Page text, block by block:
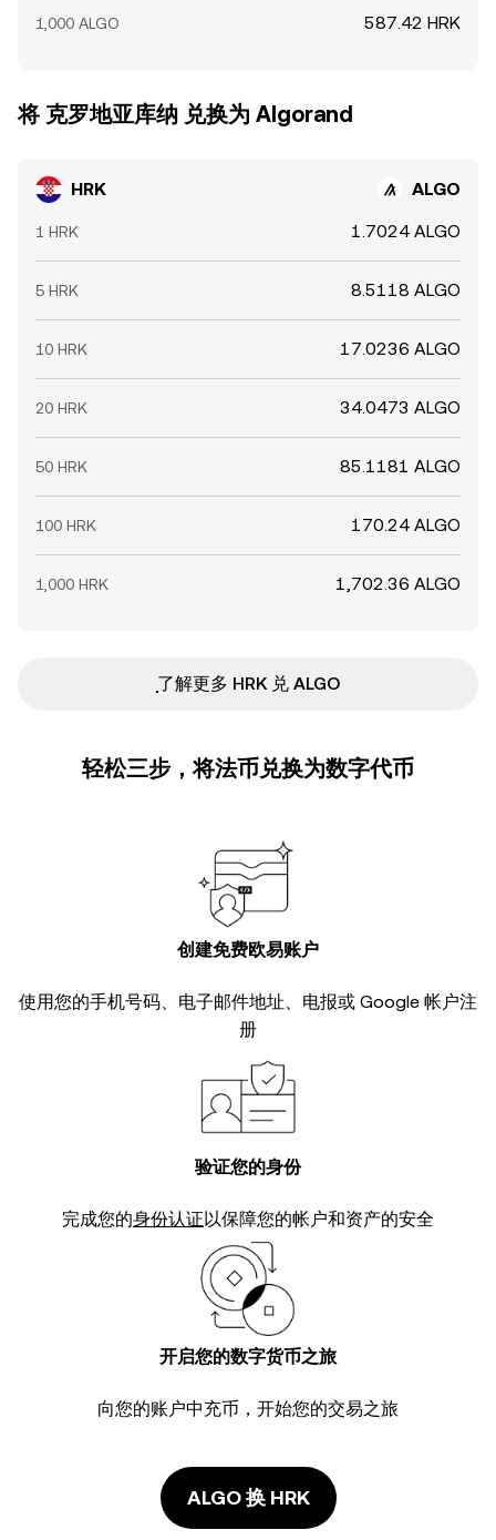
1,000 ALGO 587.42 HRK
将 克罗地亚库纳 兑换为 Algorand
HRK ALGO
1 HRK 1.7024 ALGO
5 HRK 8.5118 ALGO
10 HRK 17.0236 ALGO
20 HRK 34.0473 ALGO
50 HRK 85.1181 ALGO
100 HRK 170.24 ALGO
1,000 HRK 1,702.36 ALGO
ִִִִִִִִִִִִִִִִִִִִִִִִִִִִִִִִִִִִִִִִִִִִִִִ了解更多 HRK 兑 ALGO
轻松三步，将法币兑换为数字代币
创建免费欧易账户
使用您的手机号码、电子邮件地址、电报或 Google 帐户注
册
验证您的身份
完成您的身份认证以保障您的帐户和资产的安全
开启您的数字货币之旅
向您的账户中充币，开始您的交易之旅
ALGO 换 HRK